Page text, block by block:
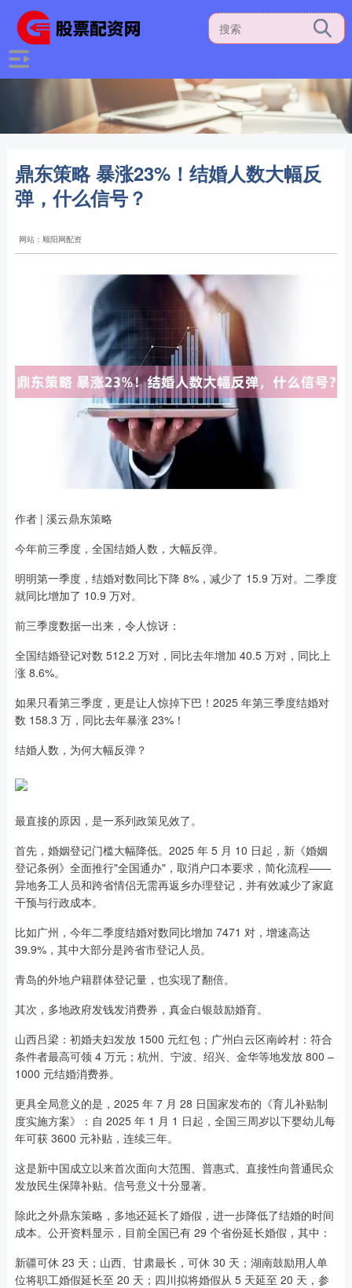
鼎东策略 暴涨23%！结婚人数大幅反
弹，什么信号？
网站：顺阳网配资
作者 | 溪云鼎东策略
今年前三季度，全国结婚人数，大幅反弹。
明明第一季度，结婚对数同比下降 8%，减少了 15.9 万对。二季度
就同比增加了 10.9 万对。
前三季度数据一出来，令人惊讶：
全国结婚登记对数 512.2 万对，同比去年增加 40.5 万对，同比上
涨 8.6%。
如果只看第三季度，更是让人惊掉下巴！2025 年第三季度结婚对
数 158.3 万，同比去年暴涨 23%！
结婚人数，为何大幅反弹？
最直接的原因，是一系列政策见效了。
首先，婚姻登记门槛大幅降低。2025 年 5 月 10 日起，新《婚姻
登记条例》全面推行"全国通办"，取消户口本要求，简化流程——
异地务工人员和跨省情侣无需再返乡办理登记，并有效减少了家庭
干预与行政成本。
比如广州，今年二季度结婚对数同比增加 7471 对，增速高达
39.9%，其中大部分是跨省市登记人员。
青岛的外地户籍群体登记量，也实现了翻倍。
其次，多地政府发钱发消费券，真金白银鼓励婚育。
山西吕梁：初婚夫妇发放 1500 元红包；广州白云区南岭村：符合
条件者最高可领 4 万元；杭州、宁波、绍兴、金华等地发放 800 –
1000 元结婚消费券。
更具全局意义的是，2025 年 7 月 28 日国家发布的《育儿补贴制
度实施方案》：自 2025 年 1 月 1 日起，全国三周岁以下婴幼儿每
年可获 3600 元补贴，连续三年。
这是新中国成立以来首次面向大范围、普惠式、直接性向普通民众
发放民生保障补贴。信号意义十分显著。
除此之外鼎东策略，多地还延长了婚假，进一步降低了结婚的时间
成本。公开资料显示，目前全国已有 29 个省份延长婚假，其中：
新疆可休 23 天；山西、甘肃最长，可休 30 天；湖南鼓励用人单
位将职工婚假延长至 20 天；四川拟将婚假从 5 天延至 20 天，参